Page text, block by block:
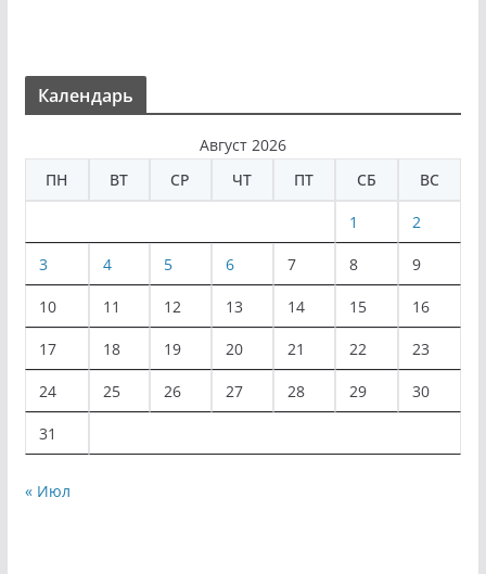
Календарь
Август 2026
ПН
ВТ СР ЧТ ПТ СБ ВС
1 2
3 4 5 6 7 8 9
10 11 12 13 14 15 16
17 18 19 20 21 22 23
24 25 26 27 28 29 30
31
« Июл